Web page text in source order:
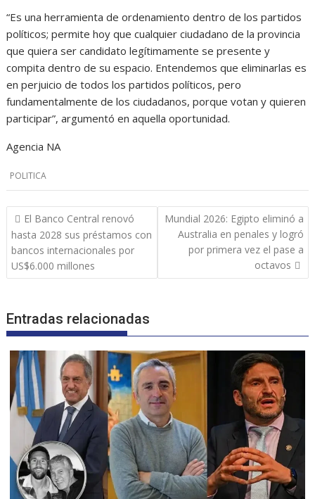
“Es una herramienta de ordenamiento dentro de los partidos
políticos; permite hoy que cualquier ciudadano de la provincia
que quiera ser candidato legítimamente se presente y
compita dentro de su espacio. Entendemos que eliminarlas es
en perjuicio de todos los partidos políticos, pero
fundamentalmente de los ciudadanos, porque votan y quieren
participar”, argumentó en aquella oportunidad.
Agencia NA
POLITICA
Navegación
de
entradas
El Banco Central renovó
hasta 2028 sus préstamos con
bancos internacionales por
US$6.000 millones
Mundial 2026: Egipto eliminó a
Australia en penales y logró
por primera vez el pase a
octavos
Entradas relacionadas